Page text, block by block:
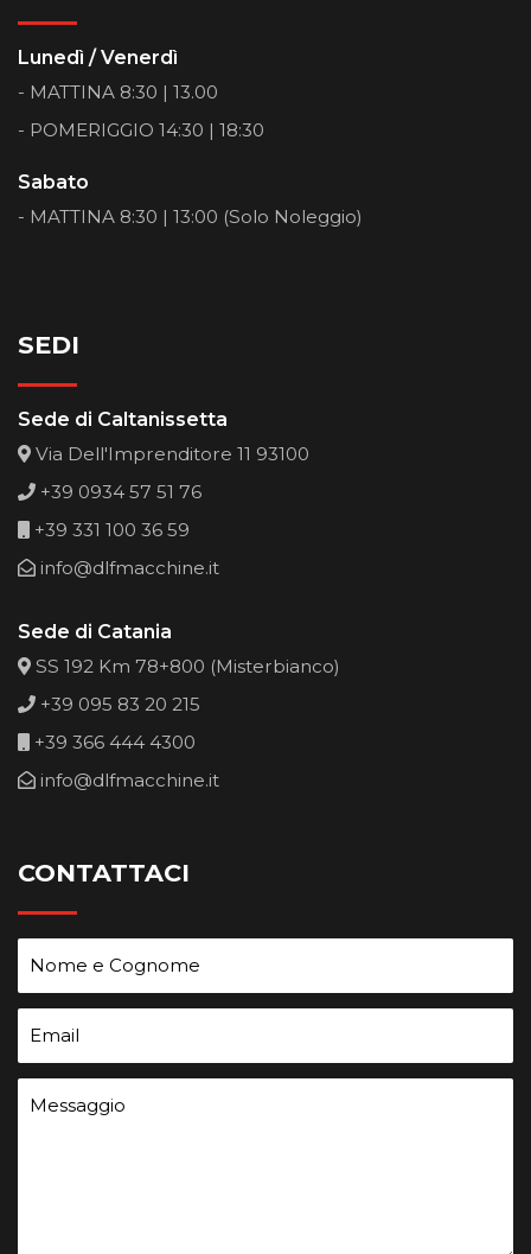
Lunedì / Venerdì
- MATTINA 8:30 | 13.00
- POMERIGGIO 14:30 | 18:30
Sabato
- MATTINA 8:30 | 13:00 (Solo Noleggio)
SEDI
Sede di Caltanissetta
Via Dell'Imprenditore 11 93100
+39 0934 57 51 76
+39 331 100 36 59
info@dlfmacchine.it
Sede di Catania
SS 192 Km 78+800 (Misterbianco)
+39 095 83 20 215
+39 366 444 4300
info@dlfmacchine.it
CONTATTACI